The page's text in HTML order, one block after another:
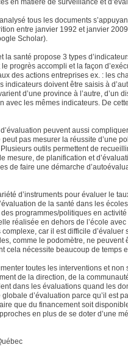
en matière de surveillance et
tous les documents
entre janvier 1992 et janvier
Scholar).
la santé propose 3 types
progrès accompli et la façon
des actions entreprises ex. : les
doivent être saisis à
d’une province à l’autre, d’un
avec les mêmes indicateurs. De
peuvent aussi
pas mesurer la réussite d’une
outils permettent de
mesure, de planification et
de faire une démarche
d’instruments pour évaluer le
de la santé dans les
programmes/politiques en
réalisée en dehors de l’école
car il est difficile
comme le podomètre, ne
nécessite beaucoup de temps
toutes les interventions et
de la direction, de la
dans les évaluations quand les
d’évaluation parce qu’il est
que du financement soit
en plus de se doter d’une